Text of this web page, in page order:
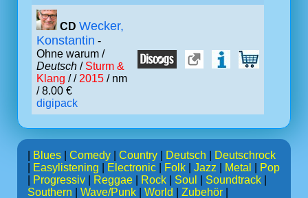
CD Wecker,
Konstantin -
Ohne warum /
Deutsch / Sturm &
Klang / / 2015 / nm
/ 8.00 €
digipack
Blues Comedy Country Deutsch
Deutschrock
Easylistening Electronic Folk Jazz Metal
Pop
Progressiv Reggae Rock Soul Soundtrack
Southern
Wave/Punk World Zubehör